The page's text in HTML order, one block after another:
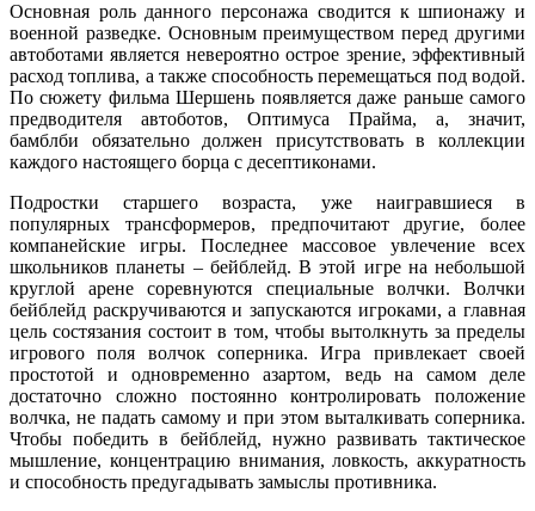
Основная роль данного персонажа сводится к шпионажу и
военной разведке. Основным преимуществом перед другими
автоботами является невероятно острое зрение, эффективный
расход топлива, а также способность перемещаться под водой.
По сюжету фильма Шершень появляется даже раньше самого
предводителя автоботов, Оптимуса Прайма, а, значит,
бамблби обязательно должен присутствовать в коллекции
каждого настоящего борца с десептиконами.
Подростки старшего возраста, уже наигравшиеся в
популярных трансформеров, предпочитают другие, более
компанейские игры. Последнее массовое увлечение всех
школьников планеты – бейблейд. В этой игре на небольшой
круглой арене соревнуются специальные волчки. Волчки
бейблейд раскручиваются и запускаются игроками, а главная
цель состязания состоит в том, чтобы вытолкнуть за пределы
игрового поля волчок соперника. Игра привлекает своей
простотой и одновременно азартом, ведь на самом деле
достаточно сложно постоянно контролировать положение
волчка, не падать самому и при этом выталкивать соперника.
Чтобы победить в бейблейд, нужно развивать тактическое
мышление, концентрацию внимания, ловкость, аккуратность
и способность предугадывать замыслы противника.